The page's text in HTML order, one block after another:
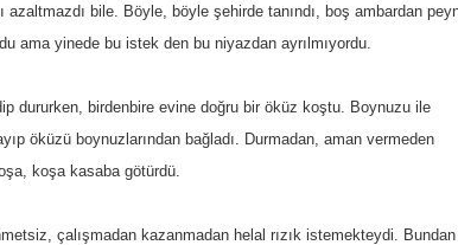
azaltmazdı bile. Böyle, böyle şehirde tanındı, boş ambardan
ama yinede bu istek den bu niyazdan ayrılmıyordu.
dururken, birdenbire evine doğru bir öküz koştu. Boynuzu ile
öküzü boynuzlarından bağladı. Durmadan, aman vermeden
koşa kasaba götürdü.
çalışmadan kazanmadan helal rızık istemekteydi. Bundan